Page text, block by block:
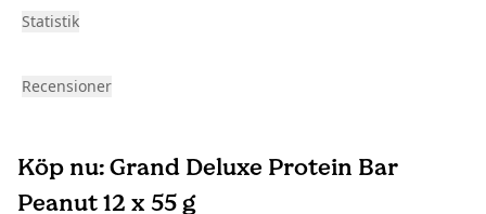
Statistik
Recensioner
Köp nu: Grand Deluxe Protein Bar
Peanut 12 x 55 g